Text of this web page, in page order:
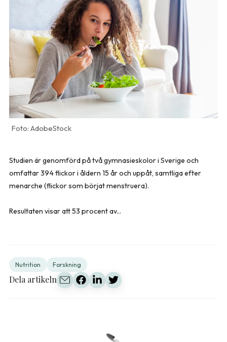
AdobeStock
Studien är genomförd på två gymnasieskolor i Sverige och
omfattar 394 flickor i åldern 15 år och uppåt, samtliga efter
menarche (flickor som börjat menstruera).
Resultaten visar att 53 procent av...
Nutrition Forskning
Dela artikeln